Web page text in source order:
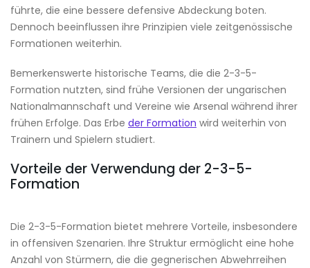
führte, die eine bessere defensive Abdeckung boten.
Dennoch beeinflussen ihre Prinzipien viele zeitgenössische
Formationen weiterhin.
Bemerkenswerte historische Teams, die die 2-3-5-
Formation nutzten, sind frühe Versionen der ungarischen
Nationalmannschaft und Vereine wie Arsenal während ihrer
frühen Erfolge. Das Erbe der Formation wird weiterhin von
Trainern und Spielern studiert.
Vorteile der Verwendung der 2-3-5-
Formation
Die 2-3-5-Formation bietet mehrere Vorteile, insbesondere
in offensiven Szenarien. Ihre Struktur ermöglicht eine hohe
Anzahl von Stürmern, die die gegnerischen Abwehrreihen